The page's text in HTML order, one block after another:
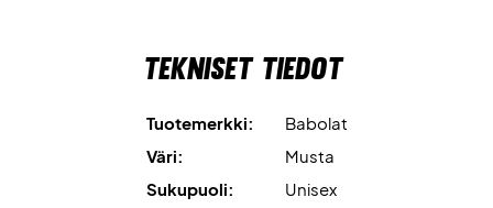
tennis- ja padelpelaajille. Se yhdistää kestävyyden,
Tekniset tiedot
Tuotemerkki:
Babolat
Väri:
Musta
Sukupuoli:
Unisex